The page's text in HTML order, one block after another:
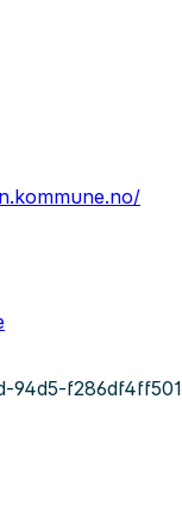
94d5-f286df4ff501